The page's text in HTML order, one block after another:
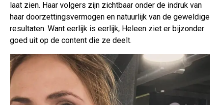
laat zien. Haar volgers zijn zichtbaar onder de indruk van
haar doorzettingsvermogen en natuurlijk van de geweldige
resultaten. Want eerlijk is eerlijk, Heleen ziet er bijzonder
goed uit op de content die ze deelt.